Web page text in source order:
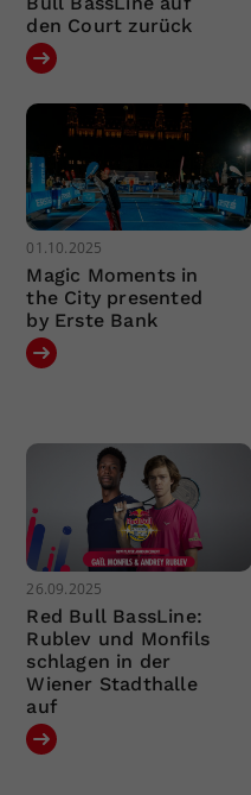
den Court zurück
01.10.2025
Magic Moments in
the City presented
by Erste Bank
26.09.2025
Red Bull BassLine:
Rublev und Monfils
schlagen in der
Wiener Stadthalle
auf